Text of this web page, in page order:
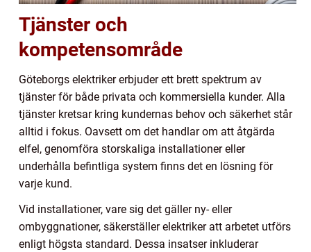
Tjänster och
kompetensområde
Göteborgs elektriker erbjuder ett brett spektrum av
tjänster för både privata och kommersiella kunder. Alla
tjänster kretsar kring kundernas behov och säkerhet står
alltid i fokus. Oavsett om det handlar om att åtgärda
elfel, genomföra storskaliga installationer eller
underhålla befintliga system finns det en lösning för
varje kund.
Vid installationer, vare sig det gäller ny- eller
ombyggnationer, säkerställer elektriker att arbetet utförs
enligt högsta standard. Dessa insatser inkluderar